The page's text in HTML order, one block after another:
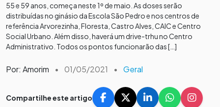
55 e 59 anos, começa neste 1º de maio. As doses serão
distribuídas no ginásio da Escola São Pedro e nos centros de
referência Arvorezinha, Floresta, Castro Alves, CAIC e Centro
Social Urbano. Além disso, haverá um drive-trhu no Centro
Administrativo. Todos os pontos funcionarão das […]
Por: Amorim • 01/05/2021 • Geral
Compartilhe este artigo